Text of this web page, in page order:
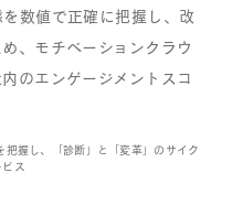
数値で正確に把握し、改
、モチベーションクラウ
のエンゲージメントスコ
握し、「診断」と「変革」のサイク
ス